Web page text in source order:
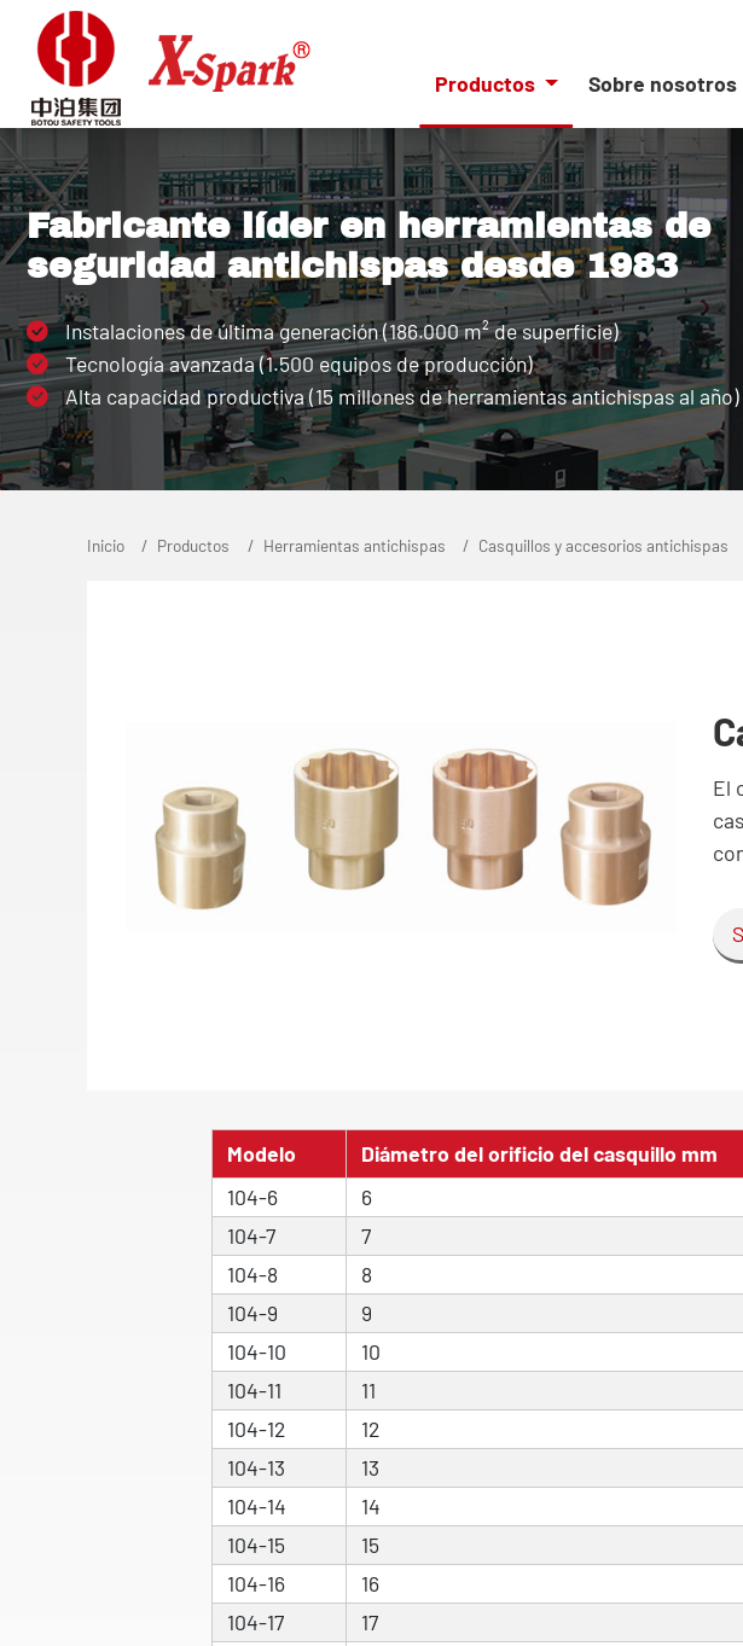
Productos Sobre nosotros
Fabricante líder en herramientas de
seguridad antichispas desde 1983
Instalaciones de última generación (186.000 m² de superficie)
Tecnología avanzada (1.500 equipos de producción)
Alta capacidad productiva (15 millones de herramientas antichispas al año)
Inicio Productos Herramientas antichispas Casquillos y accesorios antichispas
El
Modelo Diámetro del orificio del casquillo mm
104-6
6
104-7
7
104-8
8
104-9
9
104-10
10
104-11
11
104-12
12
104-13
13
104-14
14
104-15
15
104-16
16
104-17
17